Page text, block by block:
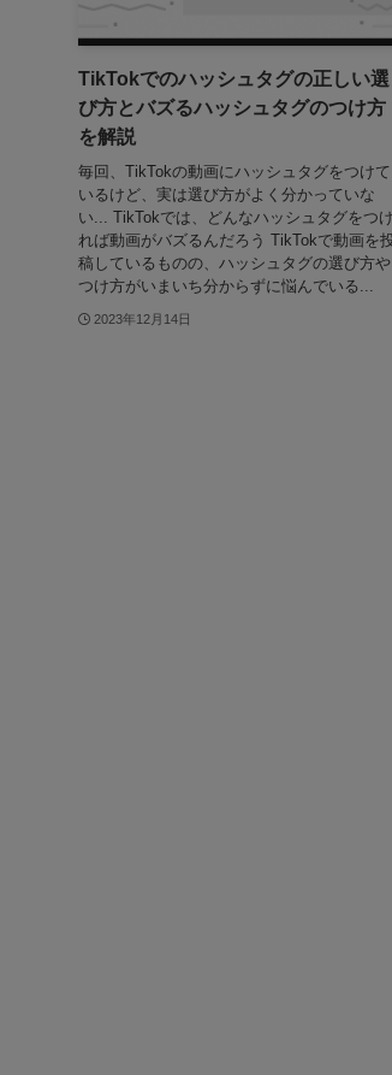
TikTokでのハッシュタグの正しい選
び方とバズるハッシュタグのつけ方
を解説
毎回、TikTokの動画にハッシュタグをつけて
いるけど、実は選び方がよく分かっていな
い... TikTokでは、どんなハッシュタグをつけ
れば動画がバズるんだろう TikTokで動画を
稿しているものの、ハッシュタグの選び方や
つけ方がいまいち分からずに悩んでいる...
2023年12月14日